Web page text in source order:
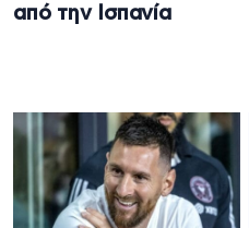
από την Ισπανία